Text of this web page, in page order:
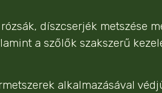
díszcserjék metszése
a szőlők szakszerű
alkalmazásával